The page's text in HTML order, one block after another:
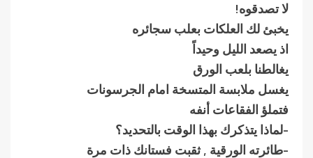
لا تصدقوه!
يخبئ لك العلكات بعلب سجائره
اذ يصعد الليل وحيداً
يغالطنا بلعب الورق
يغسل ملابسة المتسخة امام الجرسونات
فتملؤ الفقاعات أنفه
-لماذا يتذكرك بهذا الوقت بالتحديد؟
-طائرته الورقية , ثقبت فستانك ذات مرة